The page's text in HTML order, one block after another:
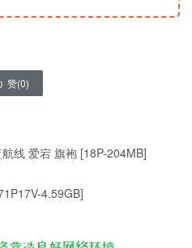
赞(0)
线 爱宕 旗袍 [18P-204MB]
4.59GB]